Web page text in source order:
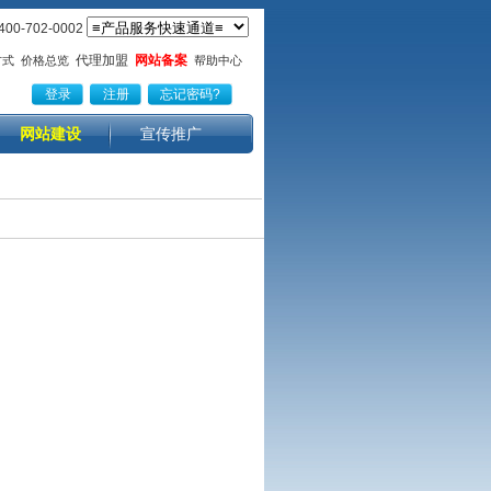
702-0002
式 价格总览 代理加盟 网站备案 帮助中心
网站建设 宣传推广